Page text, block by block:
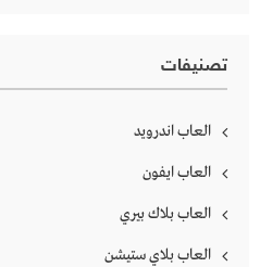
تصنيفات
العاب اندرويد
العاب ايفون
العاب بلاك بيري
العاب بلاي ستيشن